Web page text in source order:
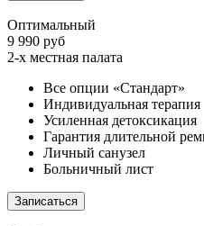
Оптимальный
9 990 руб
2-х местная палата
Все опции «Стандарт»
Индивидуальная терапия
Усиленная детоксикация
Гарантия длительной
Личный санузел
Больничный лист
Записаться